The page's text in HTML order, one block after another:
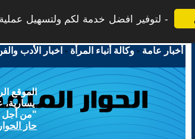
لتوفير افضل خدمة لكم ولتسهيل
أخبار عامة -وكالة أنباء المرأة - اخبار الأدب
الموقع
يسارية،
"من أجل
حاز